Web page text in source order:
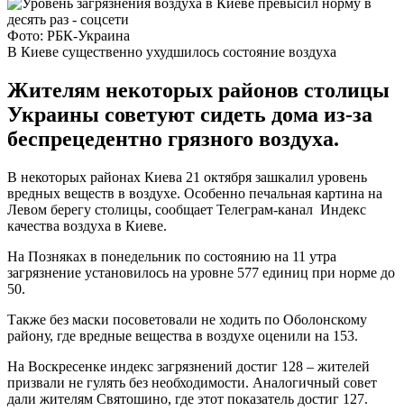
Фото: РБК-Украина
В Киеве существенно ухудшилось состояние воздуха
Жителям некоторых районов столицы
Украины советуют сидеть дома из-за
беспрецедентно грязного воздуха.
В некоторых районах Киева 21 октября зашкалил уровень
вредных веществ в воздухе. Особенно печальная картина на
Левом берегу столицы, сообщает Телеграм-канал Индекс
качества воздуха в Киеве.
На Позняках в понедельник по состоянию на 11 утра
загрязнение установилось на уровне 577 единиц при норме до
50.
Также без маски посоветовали не ходить по Оболонскому
району, где вредные вещества в воздухе оценили на 153.
На Воскресенке индекс загрязнений достиг 128 – жителей
призвали не гулять без необходимости. Аналогичный совет
дали жителям Святошино, где этот показатель достиг 127.